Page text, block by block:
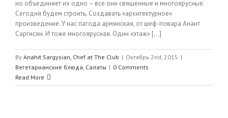
но объединяет их одно – все они священные и многоярусные.
Сегодня будем строить. Создавать «архитектурное»
произведение. У нас пагода армянская, от шеф-повара Анаит
Саргисян. И тоже многоярусная. Один «этаж» [...]
By Anahit Sargysian, Chef at The Club | Октябрь 2nd, 2015 |
Вегетарианские блюда, Салаты | 0 Comments
Read More